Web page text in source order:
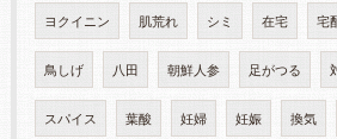
ヨクイニン 肌荒れ シミ 在宅 宅
鳥しげ 八田 朝鮮人参 足がつる
スパイス 葉酸 妊婦 妊娠 換気